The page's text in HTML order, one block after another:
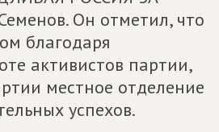
Он отметил, что
благодаря
активистов партии,
местное отделение
успехов.